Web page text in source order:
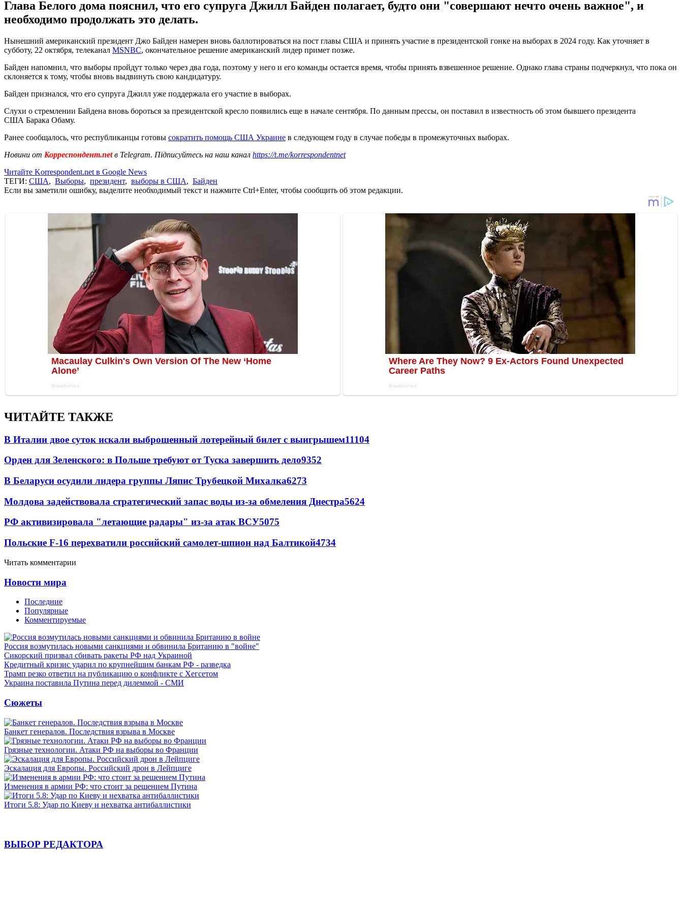
Глава Белого дома пояснил, что его супруга Джилл Байден полагает, будто они "совершают нечто очень важное", и
необходимо продолжать это делать.
Нынешний американский президент Джо Байден намерен вновь баллотироваться на пост главы США и принять участие в президентской гонке на выборах в 2024 году. Как уточняет в
субботу, 22 октября, телеканал MSNBC, окончательное решение американский лидер примет позже.
Байден напомнил, что выборы пройдут только через два года, поэтому у него и его команды остается время, чтобы принять взвешенное решение. Однако глава страны подчеркнул, что пока он
склоняется к тому, чтобы вновь выдвинуть свою кандидатуру.
Байден признался, что его супруга Джилл уже поддержала его участие в выборах.
Слухи о стремлении Байдена вновь бороться за президентской кресло появились еще в начале сентября. По данным прессы, он поставил в известность об этом бывшего президента
США Барака Обаму.
Ранее сообщалось, что республиканцы готовы сократить помощь США Украине в следующем году в случае победы в промежуточных выборах.
Новини от Корреспондент.netв Telegram. Підписуйтесь на наш канал https://t.me/korrespondentnet
Читайте Korrespondent.net в Google News
ТЕГИ: США, Выборы, президент, выборы в США, Байден
Если вы заметили ошибку, выделите необходимый текст и нажмите Ctrl+Enter, чтобы сообщить об этом редакции.
ЧИТАЙТЕ ТАКЖЕ
В Италии двое суток искали выброшенный лотерейный билет с выигрышем11104
Орден для Зеленского: в Польше требуют от Туска завершить дело9352
В Беларуси осудили лидера группы Ляпис Трубецкой Михалка6273
Молдова задействовала стратегический запас воды из-за обмеления Днестра5624
РФ активизировала "летающие радары" из-за атак ВСУ5075
Польские F-16 перехватили российский самолет-шпион над Балтикой4734
Читать комментарии
Новости мира
Последние
Популярные
Комментируемые
Россия возмутилась новыми санкциями и обвинила Британию в "войне"
Сикорский призвал сбивать ракеты РФ над Украиной
Кредитный кризис ударил по крупнейшим банкам РФ - разведка
Трамп резко ответил на публикацию о конфликте с Хегсетом
Украина поставила Путина перед дилеммой - СМИ
Сюжеты
Банкет генералов. Последствия взрыва в Москве
Грязные технологии. Атаки РФ на выборы во Франции
Эскалация для Европы. Российский дрон в Лейпциге
Изменения в армии РФ: что стоит за решением Путина
Итоги 5.8: Удар по Киеву и нехватка антибаллистики
ВЫБОР РЕДАКТОРА